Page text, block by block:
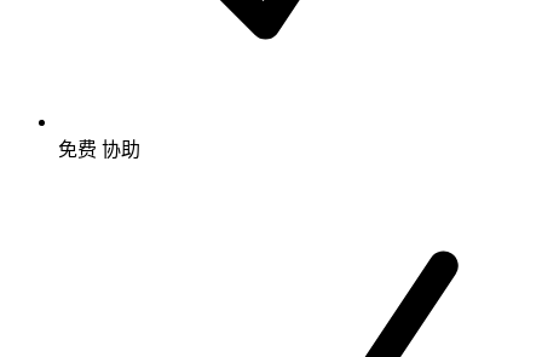
免费 协助